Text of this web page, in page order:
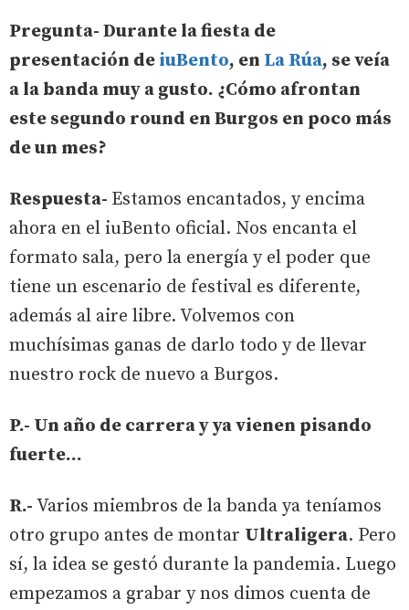
Pregunta- Durante la fiesta de
presentación de iuBento, en La Rúa, se veía
a la banda muy a gusto. ¿Cómo afrontan
este segundo round en Burgos en poco más
de un mes?
Respuesta- Estamos encantados, y encima
ahora en el iuBento oficial. Nos encanta el
formato sala, pero la energía y el poder que
tiene un escenario de festival es diferente,
además al aire libre. Volvemos con
muchísimas ganas de darlo todo y de llevar
nuestro rock de nuevo a Burgos.
P.- Un año de carrera y ya vienen pisando
fuerte...
R.- Varios miembros de la banda ya teníamos
otro grupo antes de montar Ultraligera. Pero
sí, la idea se gestó durante la pandemia. Luego
empezamos a grabar y nos dimos cuenta de